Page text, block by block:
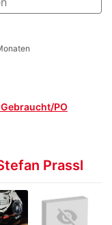
PO
Prassl